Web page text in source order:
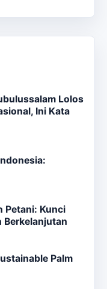
Lolos
Ini Kata
Petani: Kunci
Berkelanjutan
Palm